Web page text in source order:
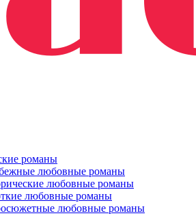
романы
любовные романы
любовные романы
любовные романы
любовные романы